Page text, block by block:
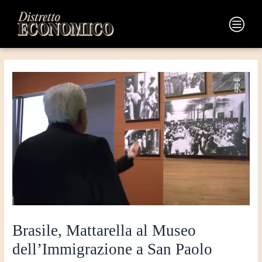
contenuto
Main
Menu
Brasile, Mattarella al Museo
dell’Immigrazione a San Paolo
articoli